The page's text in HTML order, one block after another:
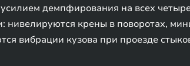
демпфирования на всех
нивелируются крены в поворотах,
вибрации кузова при проезде